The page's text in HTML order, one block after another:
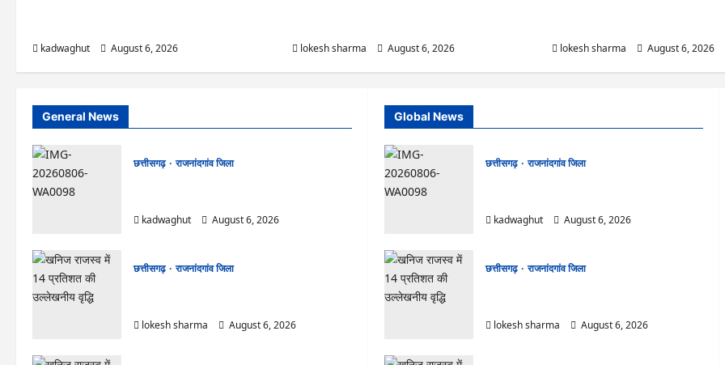
kadwaghut
August 6, 2026
lokesh sharma
August 6, 2026
lokesh sharma
August 6, 2026
General News
छत्तीसगढ़
राजनांदगांव जिला
kadwaghut
August 6, 2026
छत्तीसगढ़
राजनांदगांव जिला
lokesh sharma
August 6, 2026
Global News
छत्तीसगढ़
राजनांदगांव जिला
kadwaghut
August 6, 2026
छत्तीसगढ़
राजनांदगांव जिला
lokesh sharma
August 6, 2026